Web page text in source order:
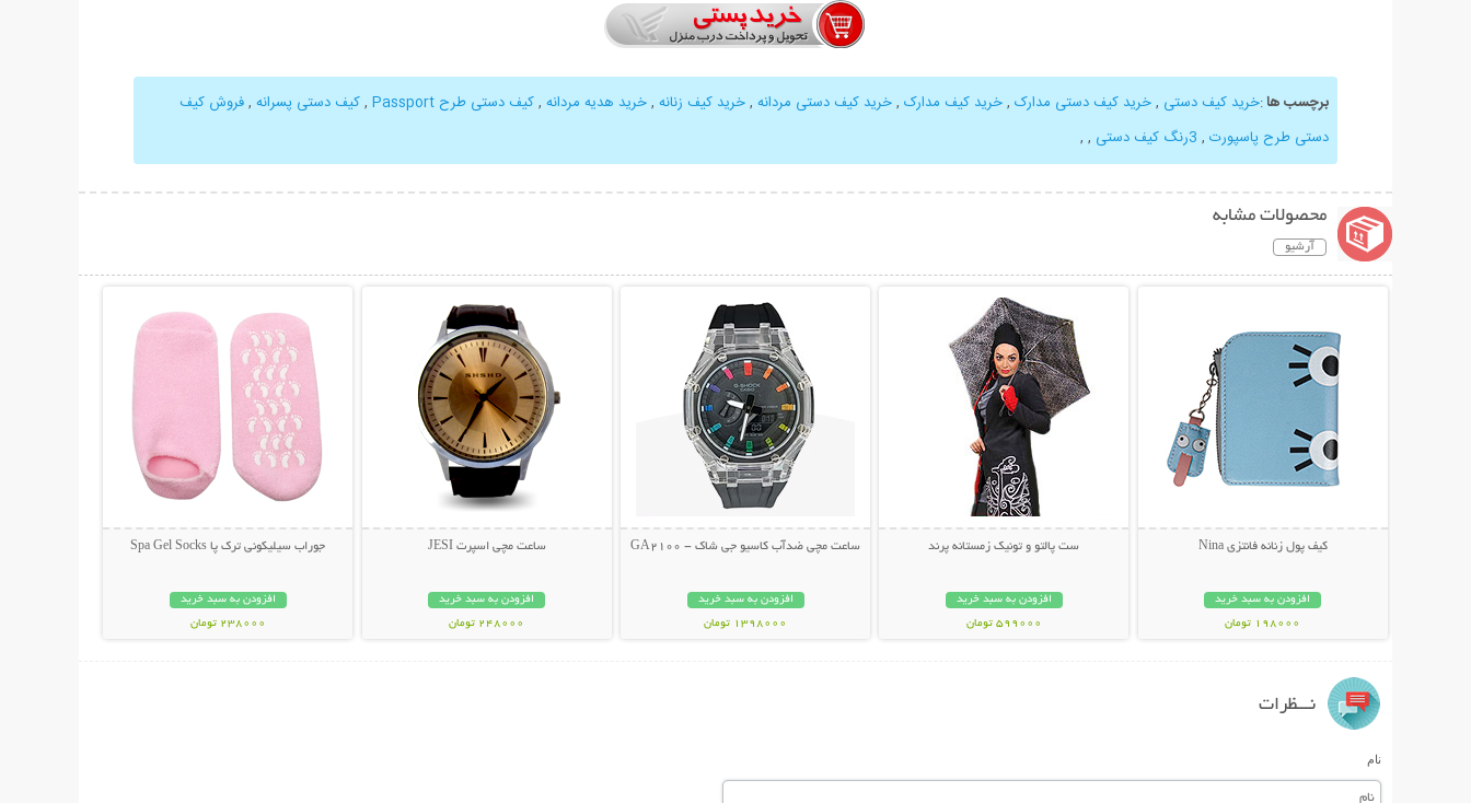
برچسب ها:خرید کیف دستی ,خرید کیف دستی مدارک ,خرید کیف مدارک ,خرید کیف دستی مردانه ,خرید کیف زنانه ,خرید هدیه مردانه ,کیف دستی طرح Passport ,کیف دستی پسرانه ,فروش کیف
دستی طرح پاسپورت , 3رنگ کیف دستی ,
,
محصولات مشابه
آرشیو
کیف پول زنانه فانتزی Nina
افزودن به سبد خرید
198000 تومان
ست پالتو و تونیک زمستانه پرند
افزودن به سبد خرید
599000 تومان
ساعت مچی ضدآب کاسیو جی شاک - GA2100
افزودن به سبد خرید
1398000 تومان
ساعت مچی اسپرت JESI
افزودن به سبد خرید
248000 تومان
جوراب سیلیکونی ترک پا Spa Gel Socks
افزودن به سبد خرید
238000 تومان
نـــظرات
نام